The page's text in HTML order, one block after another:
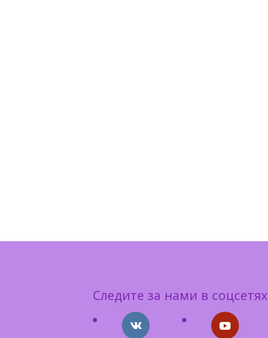
Следите за нами в соцсетях